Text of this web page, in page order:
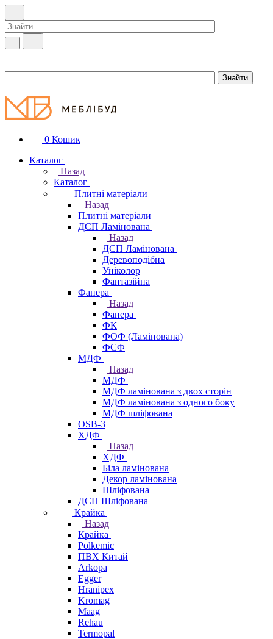
0 Кошик
Каталог
Назад
Каталог
Плитні матеріали
Назад
Плитні матеріали
ДСП Ламінована
Назад
ДСП Ламінована
Деревоподібна
Уніколор
Фантазійна
Фанера
Назад
Фанера
ФК
ФОФ (Ламінована)
ФСФ
МДФ
Назад
МДФ
МДФ ламінована з двох сторін
МДФ ламінована з одного боку
МДФ шліфована
OSB-3
ХДФ
Назад
ХДФ
Біла ламінована
Декор ламінована
Шліфована
ДСП Шліфована
Крайка
Назад
Крайка
Polkemic
ПВХ Китай
Arkopa
Egger
Hranipex
Kromag
Maag
Rehau
Termopal